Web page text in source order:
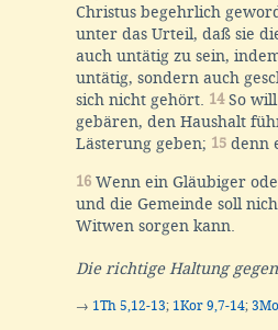
Christus begehrlich
unter das Urteil, daß sie
auch untätig zu sein,
untätig, sondern auch
sich nicht gehört. 14So
gebären, den Haushalt
Lästerung geben; 15 denn
16 Wenn ein Gläubiger
und die Gemeinde soll
Witwen sorgen kann.
Die richtige Haltung
→ 1Th 5,12-13; 1Kor 9,7-14;